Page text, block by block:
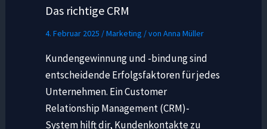
Das richtige CRM
4. Februar 2025 /Marketing / von Anna Müller
Kundengewinnung und -bindung sind
entscheidende Erfolgsfaktoren für jedes
Unternehmen. Ein Customer
Relationship Management (CRM)-
System hilft dir, Kundenkontakte zu